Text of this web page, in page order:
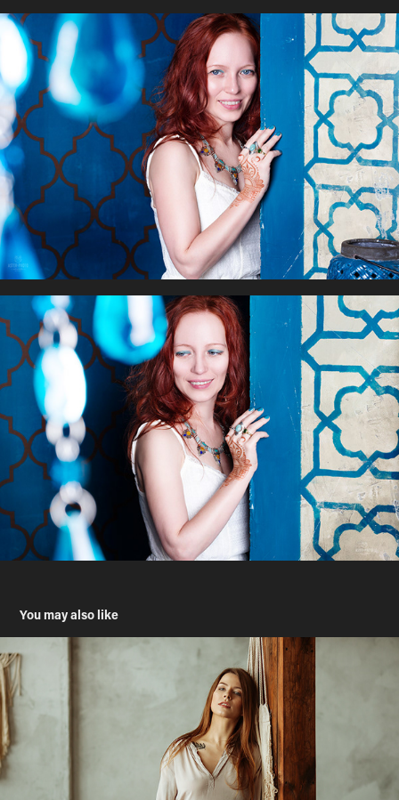
You may also like